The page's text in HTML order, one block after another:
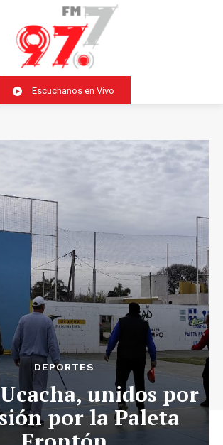
Escuchanos en Vivo
DEPORTES
unidos por
por la Paleta